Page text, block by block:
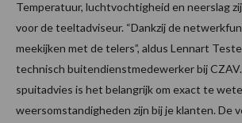
Temperatuur, luchtvochtigheid en neerslag
voor de teeltadviseur. “Dankzij de
meekijken met de telers”, aldus Lennart
technisch buitendienstmedewerker bij
spuitadvies is het belangrijk om exact te
weersomstandigheden zijn bij je klanten. De